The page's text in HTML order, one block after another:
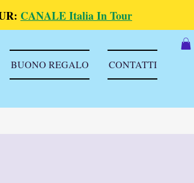
CANALE Italia In Tour
BUONO REGALO CONTATTI